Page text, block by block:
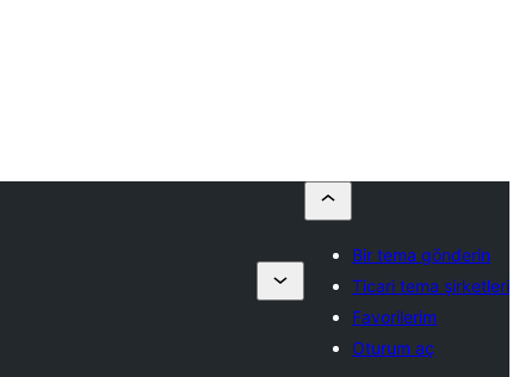
Bir tema gönderin
Ticari tema şirketleri
Favorilerim
Oturum aç